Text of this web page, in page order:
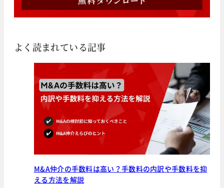
よく読まれている記事
M&A仲介の手数料は高い？手数料の内訳や手数料を抑
える方法を解説